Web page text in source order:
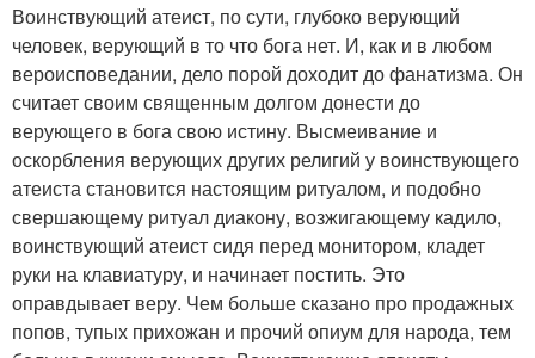
Воинствующий атеист, по сути, глубоко верующий
человек, верующий в то что бога нет. И, как и в любом
вероисповедании, дело порой доходит до фанатизма. Он
считает своим священным долгом донести до
верующего в бога свою истину. Высмеивание и
оскорбления верующих других религий у воинствующего
атеиста становится настоящим ритуалом, и подобно
свершающему ритуал диакону, возжигающему кадило,
воинствующий атеист сидя перед монитором, кладет
руки на клавиатуру, и начинает постить. Это
оправдывает веру. Чем больше сказано про продажных
попов, тупых прихожан и прочий опиум для народа, тем